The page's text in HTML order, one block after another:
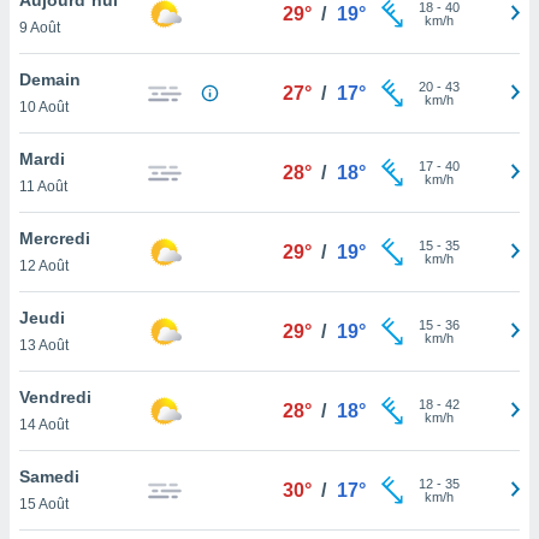
et
»,
au
vous
qu'ils
ou
le
ainsi
un
la
du
9 Août
29° / 19° 18- 40
km/h
Demain
10 Août
27° / 17° 20- 43
km/h
Mardi
11 Août
28° / 18° 17- 40
km/h
Mercredi
12 Août
29° / 19° 15- 35
km/h
Jeudi
13 Août
29° / 19° 15- 36
km/h
Vendredi
14 Août
28° / 18° 18- 42
km/h
Samedi
15 Août
30° / 17° 12- 35
km/h